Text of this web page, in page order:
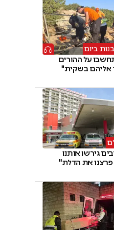
ביום
על ההורים
אליהם בשקית"
גירשו אותנו
את הדלת"